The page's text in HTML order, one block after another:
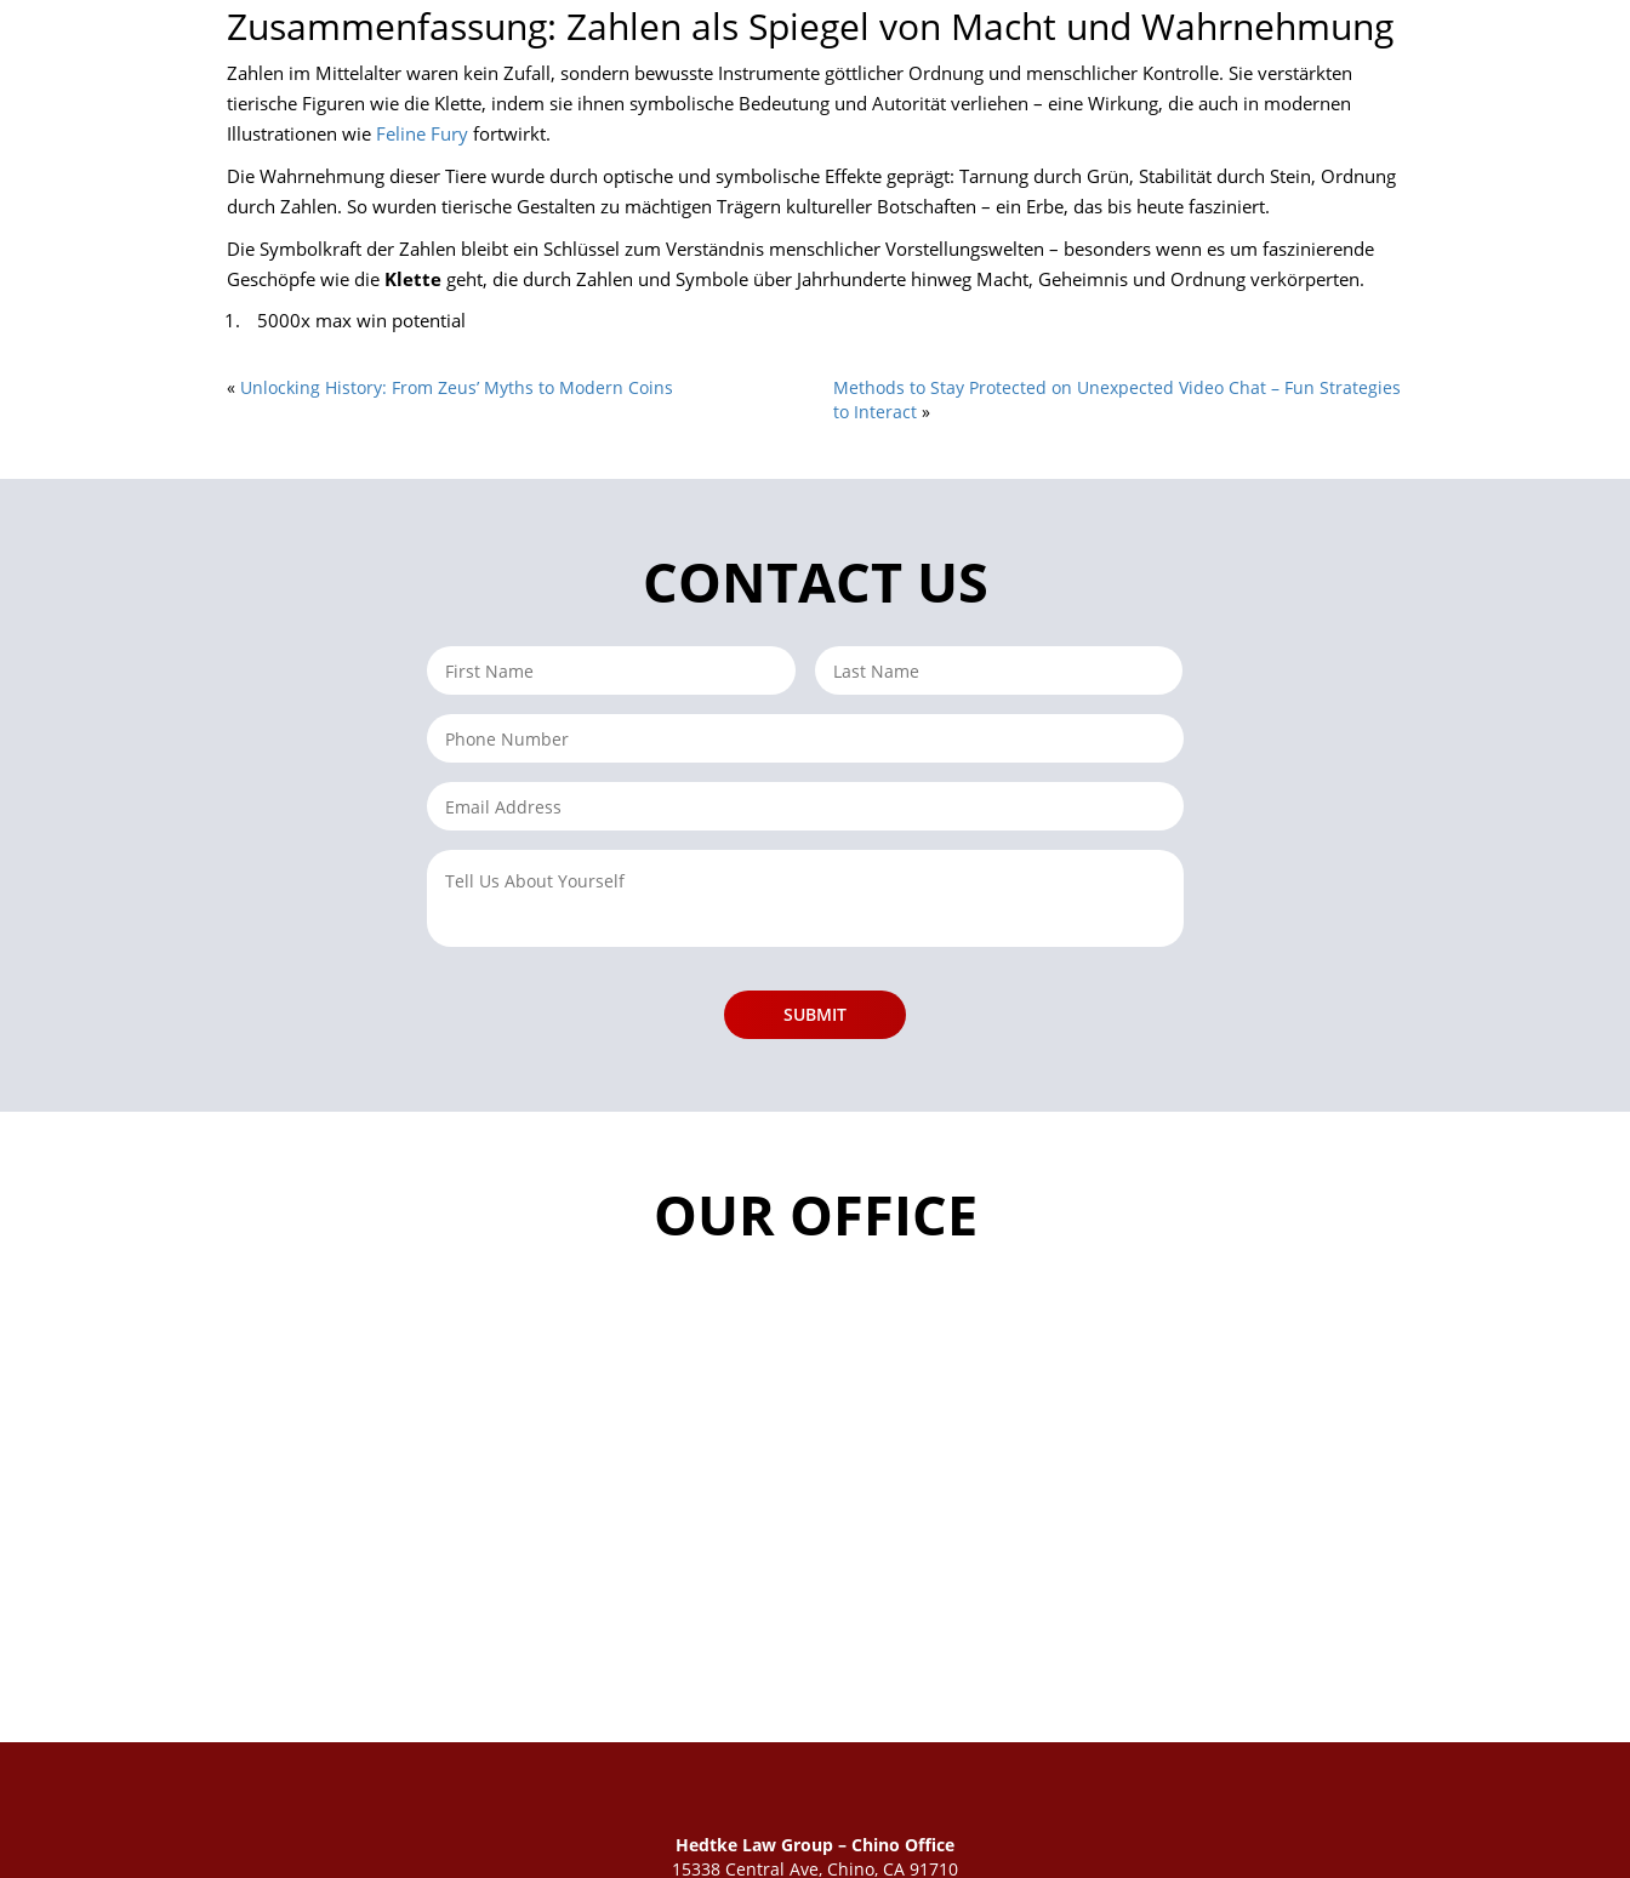
Zusammenfassung: Zahlen als Spiegel von Macht und Wahrnehmung
Zahlen im Mittelalter waren kein Zufall, sondern bewusste Instrumente göttlicher Ordnung und menschlicher Kontrolle. Sie verstärkten
tierische Figuren wie die Klette, indem sie ihnen symbolische Bedeutung und Autorität verliehen – eine Wirkung, die auch in modernen
Illustrationen wie Feline Fury fortwirkt.
Die Wahrnehmung dieser Tiere wurde durch optische und symbolische Effekte geprägt: Tarnung durch Grün, Stabilität durch Stein, Ordnung
durch Zahlen. So wurden tierische Gestalten zu mächtigen Trägern kultureller Botschaften – ein Erbe, das bis heute fasziniert.
Die Symbolkraft der Zahlen bleibt ein Schlüssel zum Verständnis menschlicher Vorstellungswelten – besonders wenn es um faszinierende
Geschöpfe wie die Klette geht, die durch Zahlen und Symbole über Jahrhunderte hinweg Macht, Geheimnis und Ordnung verkörperten.
5000x max win potential
« Unlocking History: From Zeus’ Myths to Modern Coins
Methods to Stay Protected on Unexpected Video Chat – Fun Strategies
to Interact »
CONTACT US
OUR OFFICE
Hedtke Law Group – Chino Office
15338 Central Ave, Chino, CA 91710